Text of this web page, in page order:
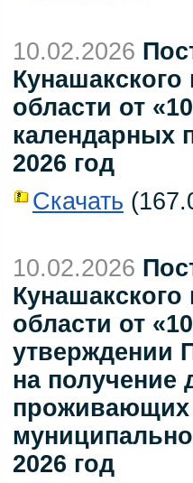
10.02.2026
области от
календарных
2026 год
Скачать
10.02.2026
области от
утверждении
на получение
проживающих
2026 год